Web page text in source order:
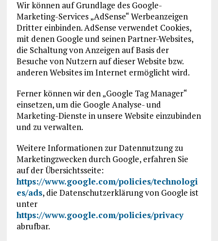
Wir können auf Grundlage des Google-
Marketing-Services „AdSense“ Werbeanzeigen
Dritter einbinden. AdSense verwendet Cookies,
mit denen Google und seinen Partner-Websites,
die Schaltung von Anzeigen auf Basis der
Besuche von Nutzern auf dieser Website bzw.
anderen Websites im Internet ermöglicht wird.
Ferner können wir den „Google Tag Manager“
einsetzen, um die Google Analyse- und
Marketing-Dienste in unsere Website einzubinden
und zu verwalten.
Weitere Informationen zur Datennutzung zu
Marketingzwecken durch Google, erfahren Sie
auf der Übersichtsseite:
https://www.google.com/policies/technologi
es/ads, die Datenschutzerklärung von Google ist
unter
https://www.google.com/policies/privacy
abrufbar.